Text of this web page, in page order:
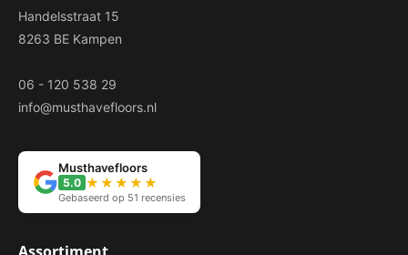
Handelsstraat 15
8263 BE Kampen
06 - 120 538 29
info@musthavefloors.nl
Musthavefloors
5.0 ★★★★★
Gebaseerd op 51 recensies
Assortiment